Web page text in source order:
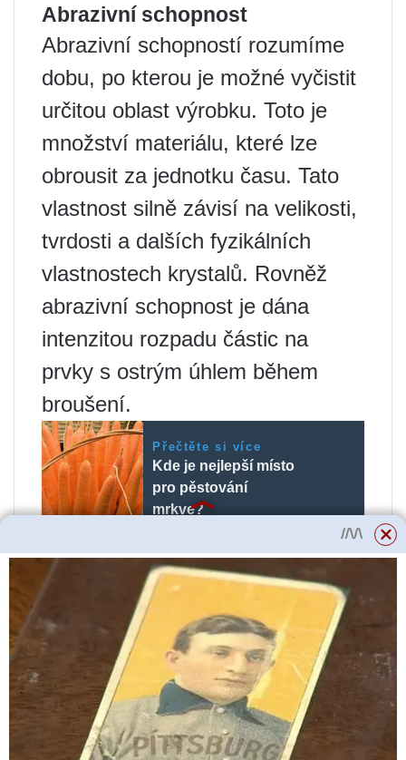
Abrazivní schopnost
Abrazivní schopností rozumíme
dobu, po kterou je možné vyčistit
určitou oblast výrobku. Toto je
množství materiálu, které lze
obrousit za jednotku času. Tato
vlastnost silně závisí na velikosti,
tvrdosti a dalších fyzikálních
vlastnostech krystalů. Rovněž
abrazivní schopnost je dána
intenzitou rozpadu částic na
prvky s ostrým úhlem během
broušení.
Přečtěte si více
Kde je nejlepší místo
pro pěstování
mrkve?
Mechanická stabilita
Různé typy brusiv se liší svou
schopností odolávat zatížení bez
zničení. Mechanická odolnost
závisí na pevnosti v tlaku. Ten je
detekován působením tlaku na